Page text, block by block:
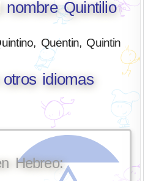
nombre Quintilio
Quentin, Quintin
idiomas
Hebreo: